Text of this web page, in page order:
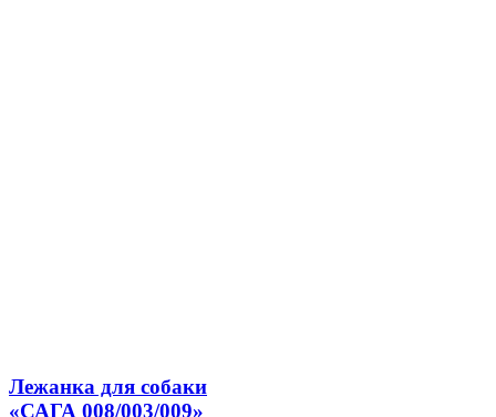
Лежанка для собаки
«САГА 008/003/009»